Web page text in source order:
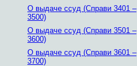
О выдаче ссуд (Справи 3401 –
3500)
О выдаче ссуд (Справи 3501 –
3600)
О выдаче ссуд (Справи 3601 –
3700)